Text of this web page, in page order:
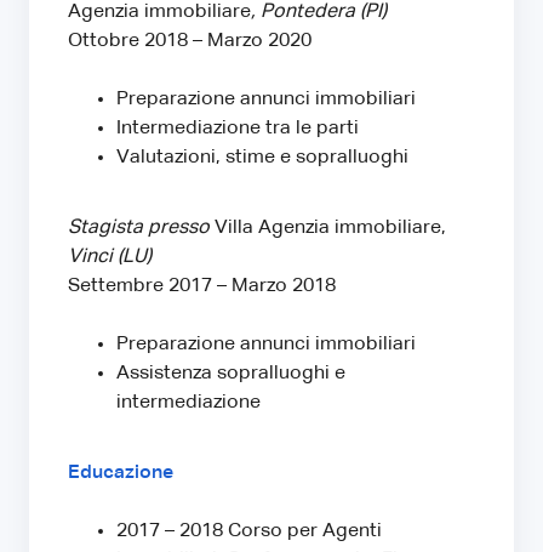
Agenzia immobiliare, Pontedera (PI)
Ottobre 2018 – Marzo 2020
Preparazione annunci immobiliari
Intermediazione tra le parti
Valutazioni, stime e sopralluoghi
Stagista presso Villa Agenzia immobiliare,
Vinci (LU)
Settembre 2017 – Marzo 2018
Preparazione annunci immobiliari
Assistenza sopralluoghi e
intermediazione
Educazione
2017 – 2018 Corso per Agenti